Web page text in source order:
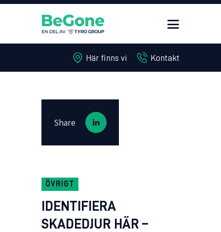
Här finns vi
Kontakt
OM OSS
Share
ÖVRIGT
IDENTIFIERA
SKADEDJUR HÄR –